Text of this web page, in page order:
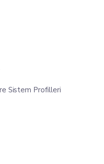
Sistem Profilleri